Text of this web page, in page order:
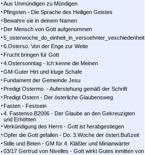
Aus Unmündigen zu Mündigen
Pfingsten - Die Sprache des Heiligen Geistes
Bewahre sie in deinem Namen
Der Mensch von Gott aufgenommen
5_osterwoche_do_einheit_in_versoehnter_veschiedenheit
6.Osterso. Von der Enge zur Weite
Frucht bringen für Gott
4.Ostersonntag - Ich kenne die Meinen
GM-Guter Hirt und kluge Schafe
Fundament der Gemeinde Jesu
Predigt Ostermo. - Auferstehung gemäß der Schrift
Predigt Ostern - Der österliche Glaubensweg
Fasten - Festsein
4. Fastenso.B2006 - Der Glaube an den Gekreuzigten
und Erhöhten
Verkündigung des Herrn - Gott ist herabgestiegen
Opfer die Gott gefallen - Do. 3.Woche der österl.Bußzeit
Stille und Beten - GM für 4. Kläßler und Minianwärter
03/17 Gertrud von Nivelles - Gott wirkt Gutes inmitten von